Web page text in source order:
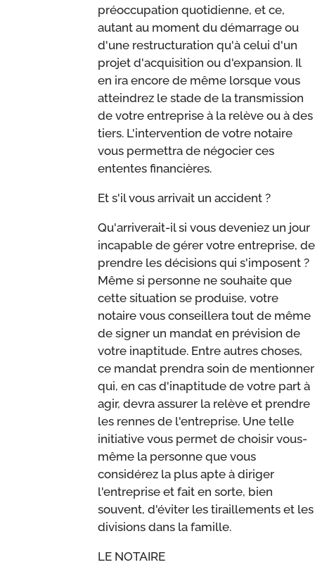
préoccupation quotidienne, et ce,
autant au moment du démarrage ou
d'une restructuration qu'à celui d'un
projet d'acquisition ou d'expansion. Il
en ira encore de même lorsque vous
atteindrez le stade de la transmission
de votre entreprise à la relève ou à des
tiers. L'intervention de votre notaire
vous permettra de négocier ces
ententes financières.
Et s'il vous arrivait un accident ?
Qu'arriverait-il si vous deveniez un jour
incapable de gérer votre entreprise, de
prendre les décisions qui s'imposent ?
Même si personne ne souhaite que
cette situation se produise, votre
notaire vous conseillera tout de même
de signer un mandat en prévision de
votre inaptitude. Entre autres choses,
ce mandat prendra soin de mentionner
qui, en cas d'inaptitude de votre part à
agir, devra assurer la relève et prendre
les rennes de l'entreprise. Une telle
initiative vous permet de choisir vous-
même la personne que vous
considérez la plus apte à diriger
l'entreprise et fait en sorte, bien
souvent, d'éviter les tiraillements et les
divisions dans la famille.
LE NOTAIRE